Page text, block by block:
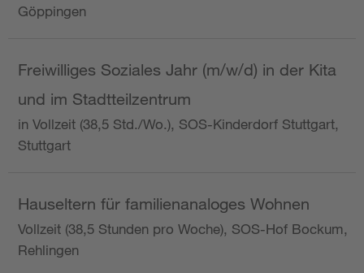
Göppingen
Freiwilliges Soziales Jahr (m/w/d) in der Kita
und im Stadtteilzentrum
in Vollzeit (38,5 Std./Wo.), SOS-Kinderdorf Stuttgart,
Stuttgart
Hauseltern für familienanaloges Wohnen
Vollzeit (38,5 Stunden pro Woche), SOS-Hof Bockum,
Rehlingen